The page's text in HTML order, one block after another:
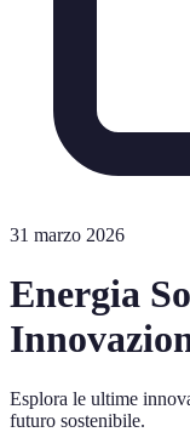
31 marzo 2026
Energia
Esplora le ultime
futuro sostenibile.